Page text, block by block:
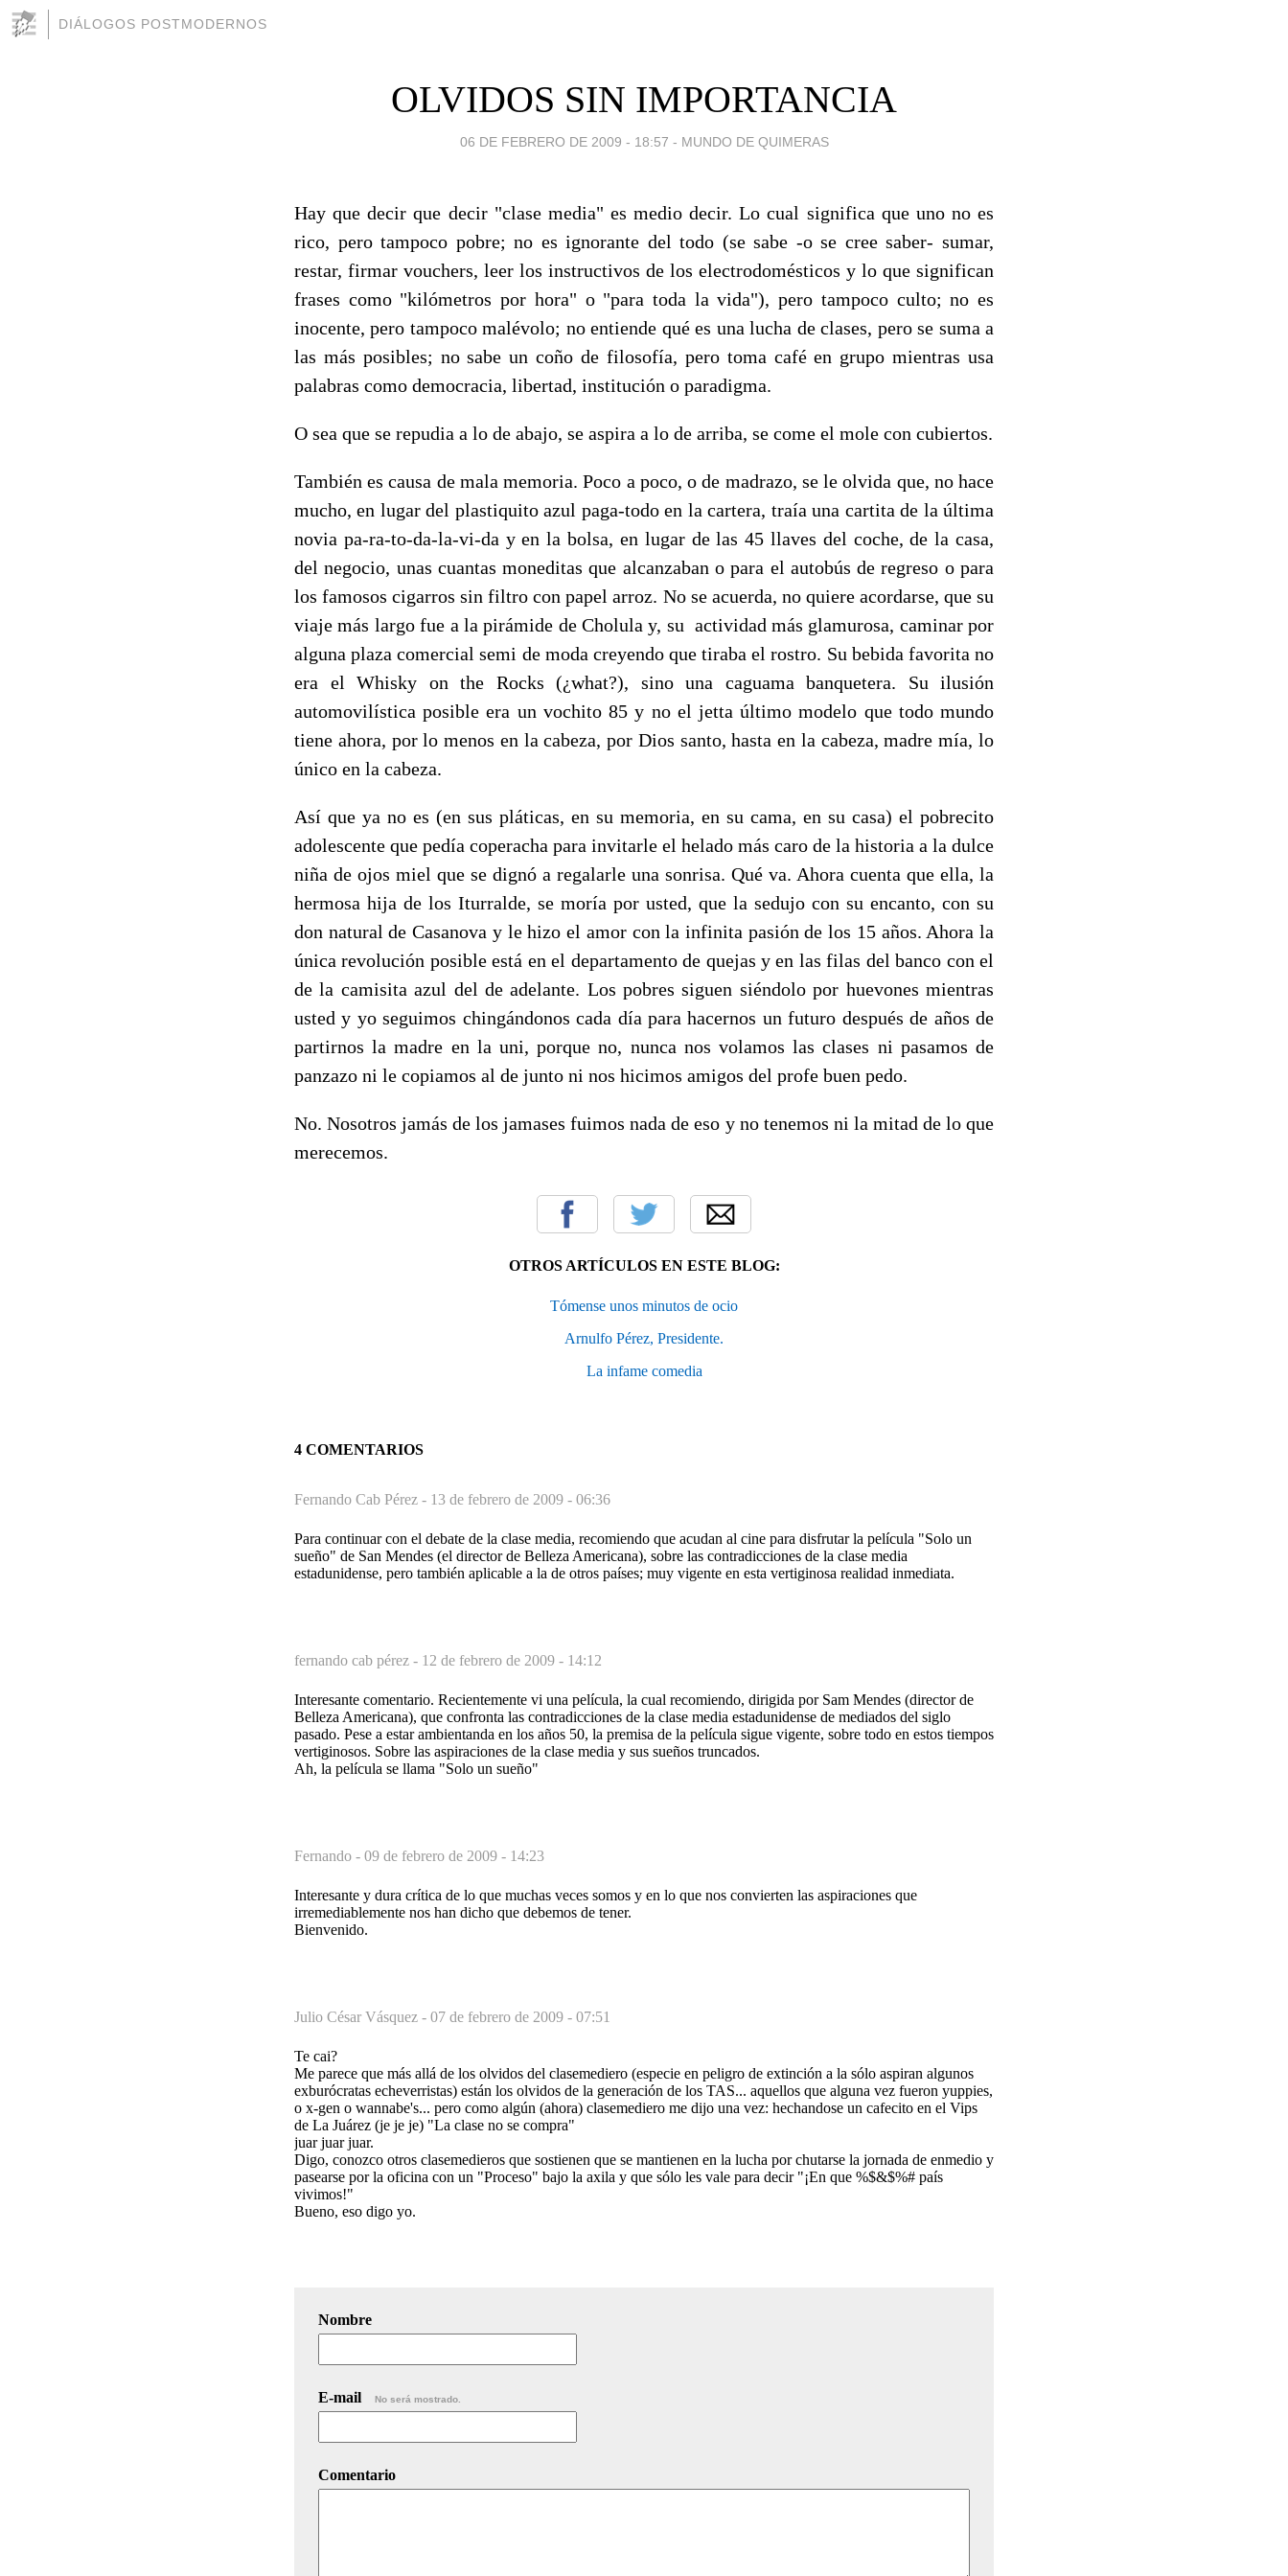
DIÁLOGOS POSTMODERNOS
OLVIDOS SIN IMPORTANCIA
06 DE FEBRERO DE 2009 - 18:57 - MUNDO DE QUIMERAS
Hay que decir que decir "clase media" es medio decir. Lo cual significa que uno no es
rico, pero tampoco pobre; no es ignorante del todo (se sabe -o se cree saber- sumar,
restar, firmar vouchers, leer los instructivos de los electrodomésticos y lo que significan
frases como "kilómetros por hora" o "para toda la vida"), pero tampoco culto; no es
inocente, pero tampoco malévolo; no entiende qué es una lucha de clases, pero se suma a
las más posibles; no sabe un coño de filosofía, pero toma café en grupo mientras usa
palabras como democracia, libertad, institución o paradigma.
O sea que se repudia a lo de abajo, se aspira a lo de arriba, se come el mole con cubiertos.
También es causa de mala memoria. Poco a poco, o de madrazo, se le olvida que, no hace
mucho, en lugar del plastiquito azul paga-todo en la cartera, traía una cartita de la última
novia pa-ra-to-da-la-vi-da y en la bolsa, en lugar de las 45 llaves del coche, de la casa,
del negocio, unas cuantas moneditas que alcanzaban o para el autobús de regreso o para
los famosos cigarros sin filtro con papel arroz. No se acuerda, no quiere acordarse, que su
viaje más largo fue a la pirámide de Cholula y, su actividad más glamurosa, caminar por
alguna plaza comercial semi de moda creyendo que tiraba el rostro. Su bebida favorita no
era el Whisky on the Rocks (¿what?), sino una caguama banquetera. Su ilusión
automovilística posible era un vochito 85 y no el jetta último modelo que todo mundo
tiene ahora, por lo menos en la cabeza, por Dios santo, hasta en la cabeza, madre mía, lo
único en la cabeza.
Así que ya no es (en sus pláticas, en su memoria, en su cama, en su casa) el pobrecito
adolescente que pedía coperacha para invitarle el helado más caro de la historia a la dulce
niña de ojos miel que se dignó a regalarle una sonrisa. Qué va. Ahora cuenta que ella, la
hermosa hija de los Iturralde, se moría por usted, que la sedujo con su encanto, con su
don natural de Casanova y le hizo el amor con la infinita pasión de los 15 años. Ahora la
única revolución posible está en el departamento de quejas y en las filas del banco con el
de la camisita azul del de adelante. Los pobres siguen siéndolo por huevones mientras
usted y yo seguimos chingándonos cada día para hacernos un futuro después de años de
partirnos la madre en la uni, porque no, nunca nos volamos las clases ni pasamos de
panzazo ni le copiamos al de junto ni nos hicimos amigos del profe buen pedo.
No. Nosotros jamás de los jamases fuimos nada de eso y no tenemos ni la mitad de lo que
merecemos.
OTROS ARTÍCULOS EN ESTE BLOG:
Tómense unos minutos de ocio
Arnulfo Pérez, Presidente.
La infame comedia
4 COMENTARIOS
Fernando Cab Pérez - 13 de febrero de 2009 - 06:36
Para continuar con el debate de la clase media, recomiendo que acudan al cine para disfrutar la película "Solo un
sueño" de San Mendes (el director de Belleza Americana), sobre las contradicciones de la clase media
estadunidense, pero también aplicable a la de otros países; muy vigente en esta vertiginosa realidad inmediata.
fernando cab pérez - 12 de febrero de 2009 - 14:12
Interesante comentario. Recientemente vi una película, la cual recomiendo, dirigida por Sam Mendes (director de
Belleza Americana), que confronta las contradicciones de la clase media estadunidense de mediados del siglo
pasado. Pese a estar ambientanda en los años 50, la premisa de la película sigue vigente, sobre todo en estos tiempos
vertiginosos. Sobre las aspiraciones de la clase media y sus sueños truncados.
Ah, la película se llama "Solo un sueño"
Fernando - 09 de febrero de 2009 - 14:23
Interesante y dura crítica de lo que muchas veces somos y en lo que nos convierten las aspiraciones que
irremediablemente nos han dicho que debemos de tener.
Bienvenido.
Julio César Vásquez - 07 de febrero de 2009 - 07:51
Te cai?
Me parece que más allá de los olvidos del clasemediero (especie en peligro de extinción a la sólo aspiran algunos
exburócratas echeverristas) están los olvidos de la generación de los TAS... aquellos que alguna vez fueron yuppies,
o x-gen o wannabe's... pero como algún (ahora) clasemediero me dijo una vez: hechandose un cafecito en el Vips
de La Juárez (je je je) "La clase no se compra"
juar juar juar.
Digo, conozco otros clasemedieros que sostienen que se mantienen en la lucha por chutarse la jornada de enmedio y
pasearse por la oficina con un "Proceso" bajo la axila y que sólo les vale para decir "¡En que %$&$%# país
vivimos!"
Bueno, eso digo yo.
Nombre
E-mail No será mostrado.
Comentario